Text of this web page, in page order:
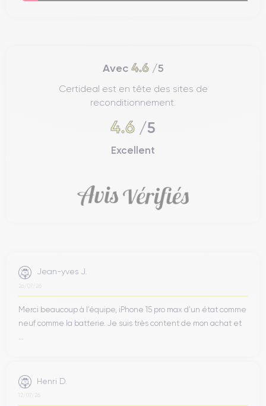
Avec 4.6/5
Certideal est en tête des sites de
reconditionnement.
4.6 /5
Excellent
Jean-yves J.
26/07/26
Merci beaucoup à l’équipe, iPhone 15 pro max d’un état comme
neuf comme la batterie. Je suis très content de mon achat et
Henri D.
12/07/26